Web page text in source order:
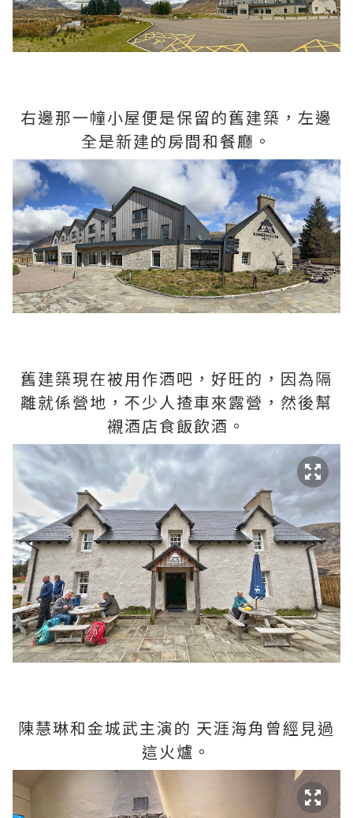
右邊那一幢小屋便是保留的舊建築，左邊
全是新建的房間和餐廳。
舊建築現在被用作酒吧，好旺的，因為隔
離就係營地，不少人揸車來露營，然後幫
襯酒店食飯飲酒。
陳慧琳和金城武主演的 天涯海角曾經見過
這火爐。